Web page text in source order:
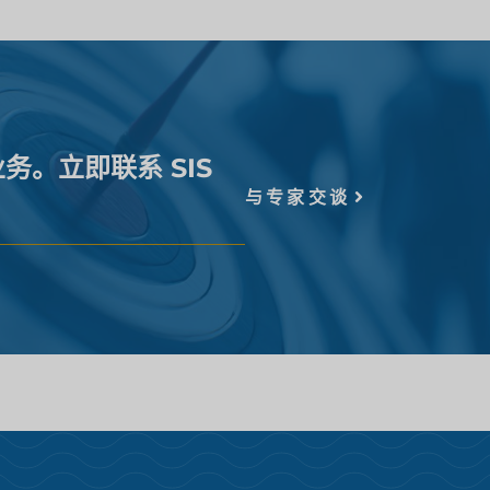
。立即联系 SIS
与专家交谈